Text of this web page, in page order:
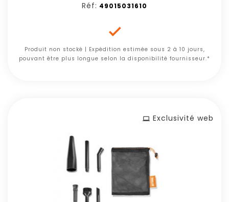
Réf: 49015031610

Produit non stocké | Expédition estimée sous 2 à 10 jours,
pouvant être plus longue selon la disponibilité fournisseur.*
Exclusivité web